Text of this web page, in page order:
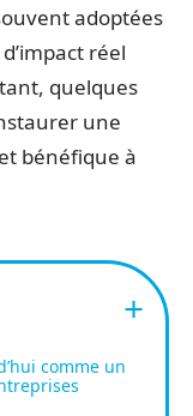
adoptées
réel
quelques
une
bénéfique à
comme un